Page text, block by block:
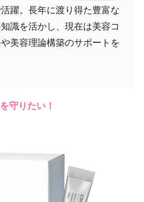
躍。長年に渡り得た豊富な
識を活かし、現在は美容コ
美容理論構築のサポートを
守りたい！